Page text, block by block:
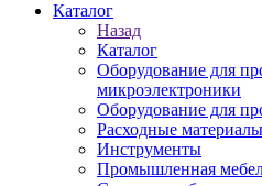
Каталог
Назад
Каталог
Оборудование для
микроэлектроники
Оборудование для
Расходные материалы
Инструменты
Промышленная